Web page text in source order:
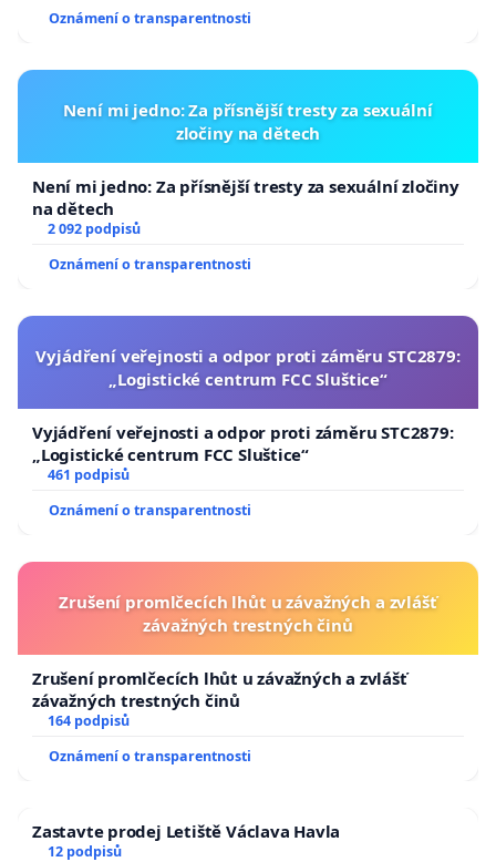
Oznámení o transparentnosti
Není mi jedno: Za přísnější tresty za sexuální
zločiny na dětech
Není mi jedno: Za přísnější tresty za sexuální zločiny
na dětech
2 092 podpisů
Oznámení o transparentnosti
Vyjádření veřejnosti a odpor proti záměru STC2879:
„Logistické centrum FCC Sluštice“
Vyjádření veřejnosti a odpor proti záměru STC2879:
„Logistické centrum FCC Sluštice“
461 podpisů
Oznámení o transparentnosti
Zrušení promlčecích lhůt u závažných a zvlášť
závažných trestných činů
Zrušení promlčecích lhůt u závažných a zvlášť
závažných trestných činů
164 podpisů
Oznámení o transparentnosti
Zastavte prodej Letiště Václava Havla
12 podpisů